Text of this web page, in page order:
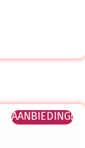
AANBIEDING!